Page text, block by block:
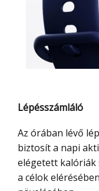
Lépésszámláló
Az órában lévő lépésszámláló pontos adatokat
biztosít a napi
elégetett kalóriák
a célok